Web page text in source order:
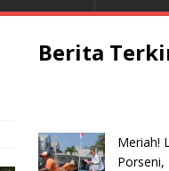
Berita
Meriah!
Porseni,